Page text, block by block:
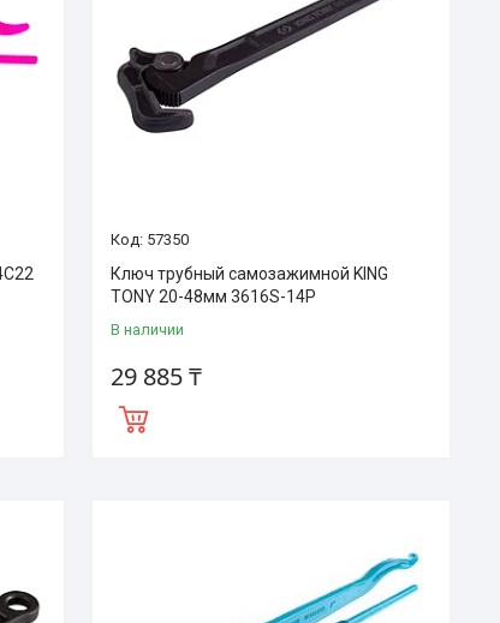
57350
Ключ трубный самозажимной KING
TONY 20-48мм 3616S-14P
В наличии
29 885 ₸